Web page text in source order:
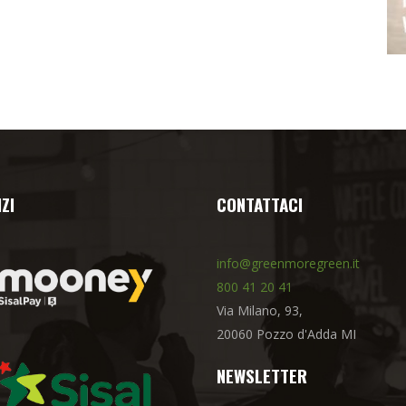
CONTATTACI
info@greenmoregreen.it
800 41 20 41
Via Milano, 93,
20060 Pozzo d'Adda MI
NEWSLETTER